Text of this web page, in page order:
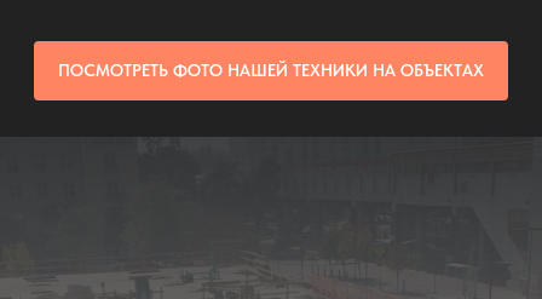
ПОСМОТРЕТЬ ФОТО НАШЕЙ ТЕХНИКИ НА ОБЪЕКТАХ